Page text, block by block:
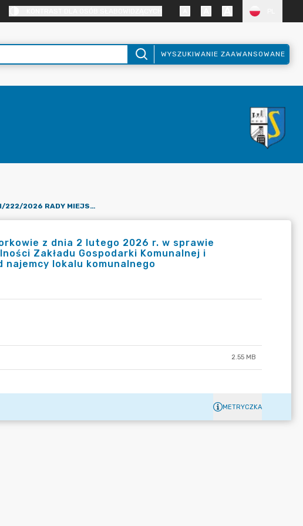
WYSZUKIWANIE ZAAWANSOWANE
UCHWAŁA NR XXI/222/2026 RADY MIEJSKIEJ W STĄPORKOWIE Z DNIA 2 LUTEGO 2026 R. W SPRAWIE WYRAŻENIA ZGODY NA ROZŁOŻENIE NA RATY WIERZYTELNOŚCI ZAKŁADU GOSPODARKI KOMUNALNEJ I MIESZKANIOWEJ W STĄPORKOWIE PRZYPADAJĄCYCH OD NAJEMCY LOKALU KOMUNALNEGO
z dnia 2 lutego 2026 r. w sprawie
Zakładu Gospodarki Komunalnej i
najemcy lokalu komunalnego
2.55 MB
METRYCZKA